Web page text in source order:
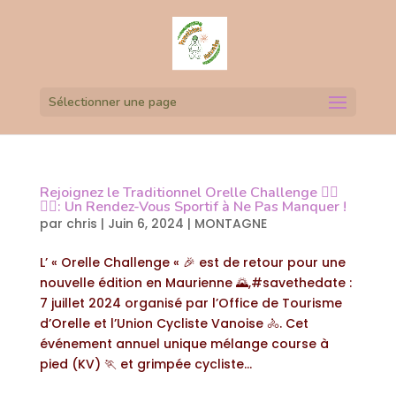
Sélectionner une page
Rejoignez le Traditionnel Orelle Challenge 🚵‍♂️
🏃‍♀️: Un Rendez-Vous Sportif à Ne Pas Manquer !
par chris | Juin 6, 2024 | MONTAGNE
L’ « Orelle Challenge « 🎉 est de retour pour une
nouvelle édition en Maurienne 🌄,#savethedate :
7 juillet 2024 organisé par l’Office de Tourisme
d’Orelle et l’Union Cycliste Vanoise 🚴. Cet
événement annuel unique mélange course à
pied (KV) 🏃 et grimpée cycliste...